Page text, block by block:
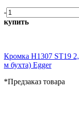
-
купить
Кромка H1307 ST19
м бухта) Egger
*Предзаказ товара